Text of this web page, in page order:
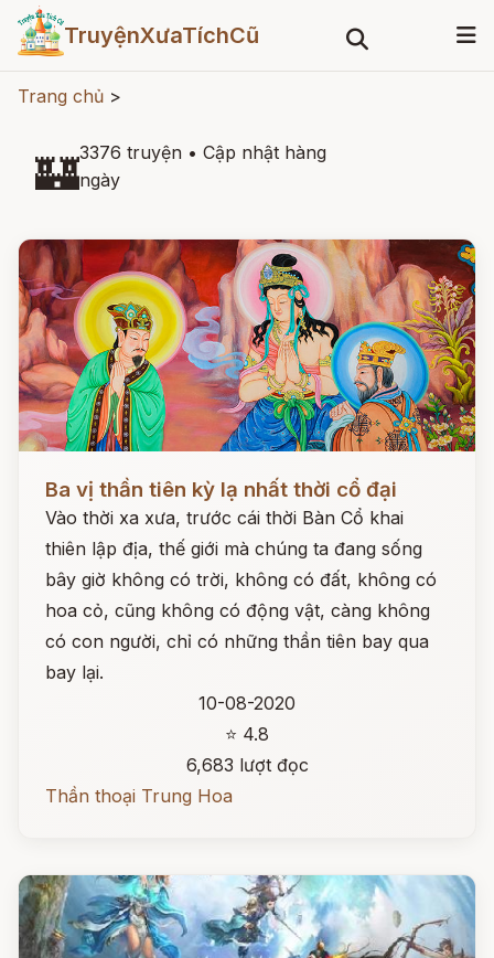
TruyệnXưaTíchCũ
Trang chủ >
🏰3376 truyện • Cập nhật hàng
ngày
Ba vị thần tiên kỳ lạ nhất thời cổ đại
Vào thời xa xưa, trước cái thời Bàn Cổ khai
thiên lập địa, thế giới mà chúng ta đang sống
bây giờ không có trời, không có đất, không có
hoa cỏ, cũng không có động vật, càng không
có con người, chỉ có những thần tiên bay qua
bay lại.
10-08-2020
⭐ 4.8
6,683 lượt đọc
Thần thoại Trung Hoa